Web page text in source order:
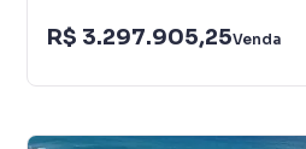
R$ 3.297.905,25Venda